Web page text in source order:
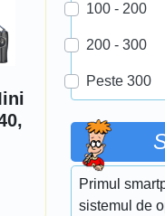
100 - 200
200 - 300
Peste 300
Primul
sistemul de